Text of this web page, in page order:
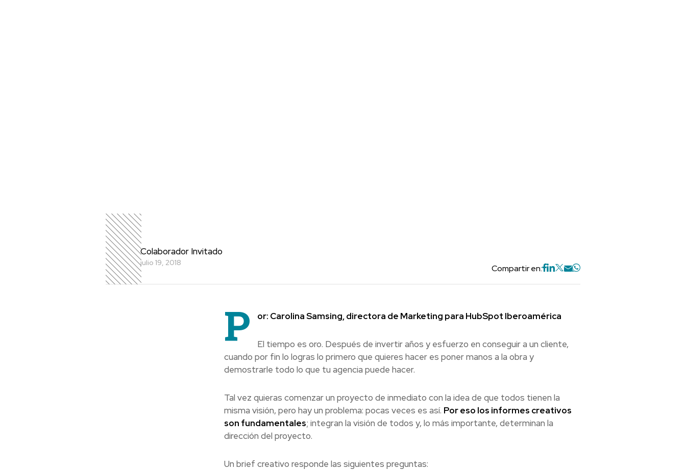
Colaborador Invitado
julio 19, 2018
Compartir en:
P or: Carolina Samsing, directora de Marketing para HubSpot Iberoamérica
El tiempo es oro. Después de invertir años y esfuerzo en conseguir a un cliente,
cuando por fin lo logras lo primero que quieres hacer es poner manos a la obra y
demostrarle todo lo que tu agencia puede hacer.
Tal vez quieras comenzar un proyecto de inmediato con la idea de que todos tienen la
misma visión, pero hay un problema: pocas veces es así. Por eso los informes creativos
son fundamentales; integran la visión de todos y, lo más importante, determinan la
dirección del proyecto.
Un brief creativo responde las siguientes preguntas: